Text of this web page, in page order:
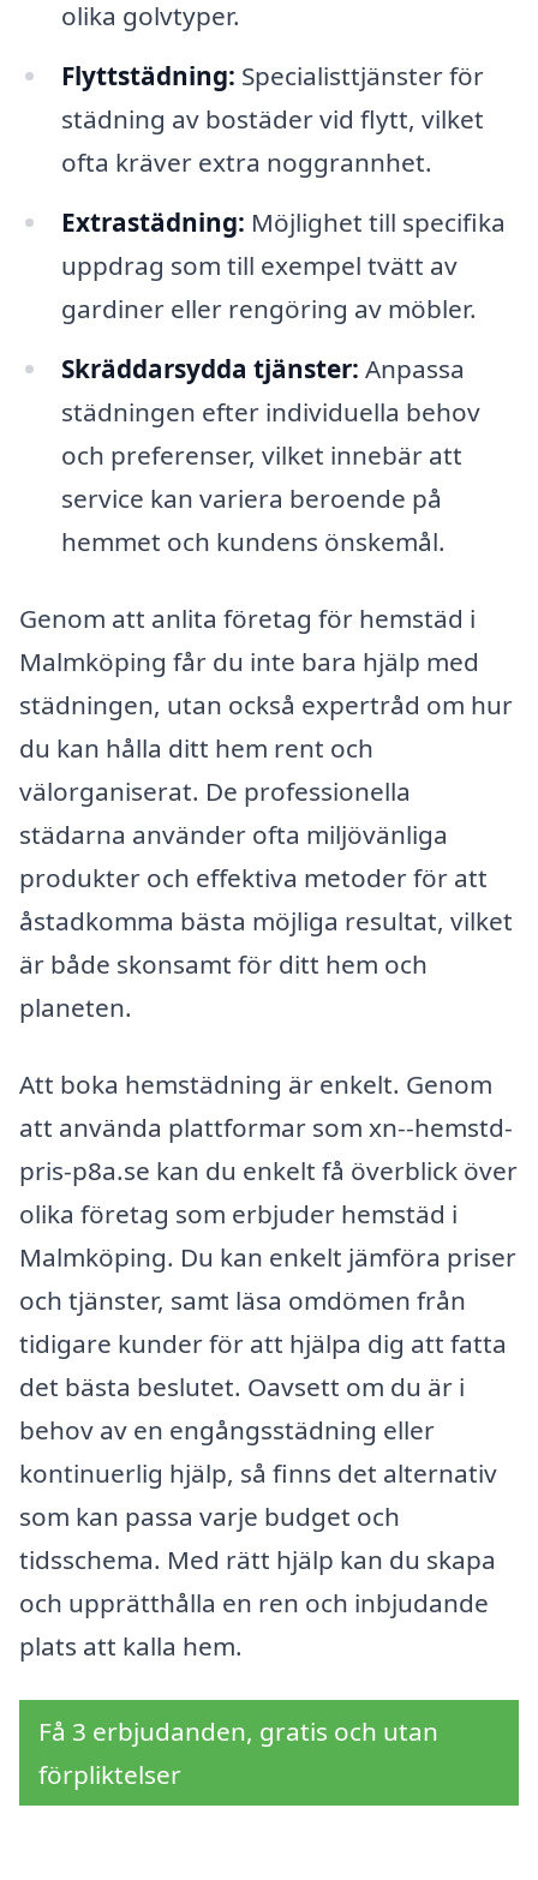
olika golvtyper.
Flyttstädning: Specialisttjänster för
städning av bostäder vid flytt, vilket
ofta kräver extra noggrannhet.
Extrastädning: Möjlighet till specifika
uppdrag som till exempel tvätt av
gardiner eller rengöring av möbler.
Skräddarsydda tjänster: Anpassa
städningen efter individuella behov
och preferenser, vilket innebär att
service kan variera beroende på
hemmet och kundens önskemål.
Genom att anlita företag för hemstäd i
Malmköping får du inte bara hjälp med
städningen, utan också expertråd om hur
du kan hålla ditt hem rent och
välorganiserat. De professionella
städarna använder ofta miljövänliga
produkter och effektiva metoder för att
åstadkomma bästa möjliga resultat, vilket
är både skonsamt för ditt hem och
planeten.
Att boka hemstädning är enkelt. Genom
att använda plattformar som xn--hemstd-
pris-p8a.se kan du enkelt få överblick över
olika företag som erbjuder hemstäd i
Malmköping. Du kan enkelt jämföra priser
och tjänster, samt läsa omdömen från
tidigare kunder för att hjälpa dig att fatta
det bästa beslutet. Oavsett om du är i
behov av en engångsstädning eller
kontinuerlig hjälp, så finns det alternativ
som kan passa varje budget och
tidsschema. Med rätt hjälp kan du skapa
och upprätthålla en ren och inbjudande
plats att kalla hem.
Få 3 erbjudanden, gratis och utan
förpliktelser